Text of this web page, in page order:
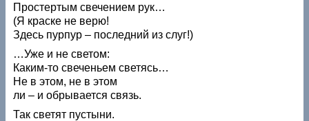
Простертым свечением рук…
(Я краске не верю!
Здесь пурпур – последний из слуг!)
…Уже и не светом:
Каким-то свеченьем светясь…
Не в этом, не в этом
ли – и обрывается связь.
Так светят пустыни.